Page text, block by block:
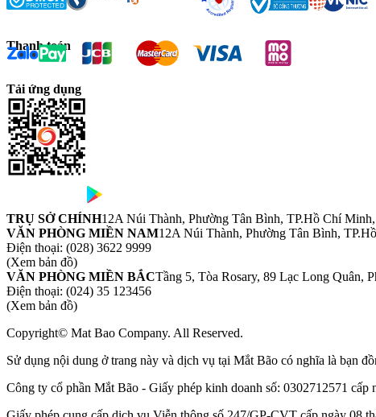
Thanh toán
Tải ứng dụng
TRỤ SỞ CHÍNH12A Núi Thành, Phường Tân Bình, TP.Hồ Chí
VĂN PHÒNG MIỀN NAM12A Núi Thành, Phường Tân Bình,
Điện thoại: (028) 3622 9999
(Xem bản đồ)
VĂN PHÒNG MIỀN BẮCTầng 5, Tòa Rosary, 89 Lạc Long Quân,
Điện thoại: (024) 35 123456
(Xem bản đồ)
Copyright© Mat Bao Company. All Reserved.
Sử dụng nội dung ở trang này và dịch vụ tại Mắt Bão có nghĩa là bạn
Công ty cổ phần Mắt Bão - Giấy phép kinh doanh số: 0302712571